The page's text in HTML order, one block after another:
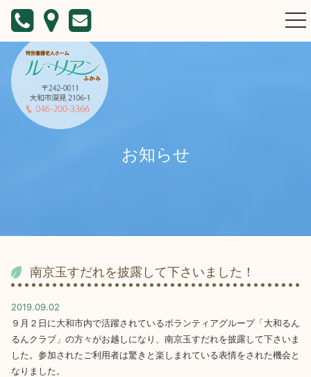
お知らせ
南京玉すだれを披露して下さいました！
2019.09.02
９月２日に大和市内で活躍されているボランティアグループ「大和るん
るんクラブ」の方々がお越しになり、南京玉すだれを披露して下さいま
した。参加されたご利用者は驚きと楽しまれている表情をされた機会と
なりました。